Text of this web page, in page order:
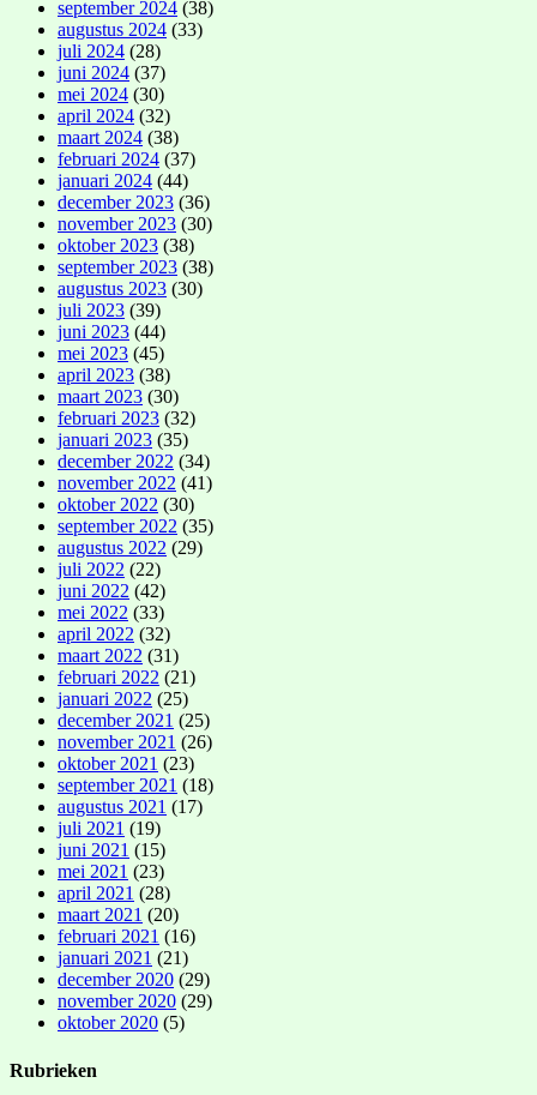
september 2024 (38)
augustus 2024 (33)
juli 2024 (28)
juni 2024 (37)
mei 2024 (30)
april 2024 (32)
maart 2024 (38)
februari 2024 (37)
januari 2024 (44)
december 2023 (36)
november 2023 (30)
oktober 2023 (38)
september 2023 (38)
augustus 2023 (30)
juli 2023 (39)
juni 2023 (44)
mei 2023 (45)
april 2023 (38)
maart 2023 (30)
februari 2023 (32)
januari 2023 (35)
december 2022 (34)
november 2022 (41)
oktober 2022 (30)
september 2022 (35)
augustus 2022 (29)
juli 2022 (22)
juni 2022 (42)
mei 2022 (33)
april 2022 (32)
maart 2022 (31)
februari 2022 (21)
januari 2022 (25)
december 2021 (25)
november 2021 (26)
oktober 2021 (23)
september 2021 (18)
augustus 2021 (17)
juli 2021 (19)
juni 2021 (15)
mei 2021 (23)
april 2021 (28)
maart 2021 (20)
februari 2021 (16)
januari 2021 (21)
december 2020 (29)
november 2020 (29)
oktober 2020 (5)
Rubrieken